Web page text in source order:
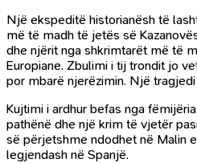
Një ekspeditë historianësh të
më të madh të jetës së
dhe njërit nga shkrimtarët më të
Europiane. Zbulimi i tij trondit jo
por mbarë njerëzimin. Një
Kujtimi i ardhur befas nga
pathënë dhe një krim të vjetër
së përjetshme ndodhet në Malin
legjendash në Spanjë.